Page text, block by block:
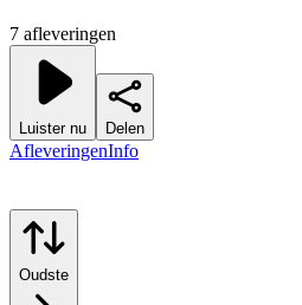
7 afleveringen
Luister nu Delen
AfleveringenInfo
Oudste